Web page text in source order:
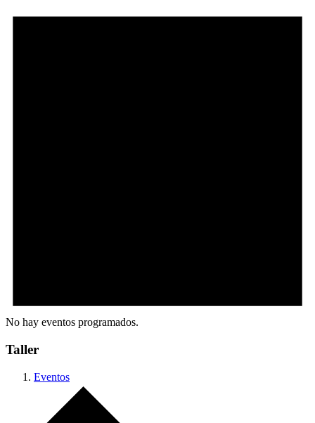
No hay eventos programados.
Taller
Eventos